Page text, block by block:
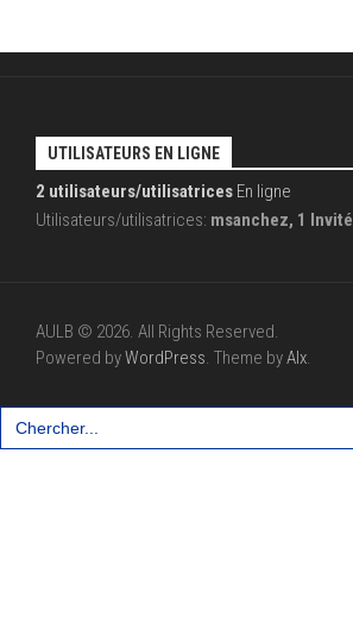
UTILISATEURS EN LIGNE
2 utilisateurs/utilisatrices En ligne
Utilisateurs/utilisatrices: msanchez, 1 Invité
AULB © 2026. All Rights Reserved.
Powered byWordPress. Theme byAlx.
Search
for: